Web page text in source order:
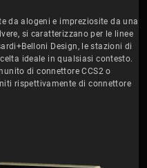
da alogeni e impreziosite da una
si caratterizzano per le linee
Design, le stazioni di
ideale in qualsiasi contesto.
di connettore CCS2 o
rispettivamente di connettore